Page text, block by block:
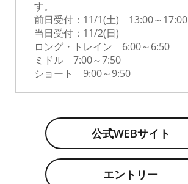
す。
前日受付：11/1(土) 13:00～17:00
当日受付：11/2(日)
ロング・トレイン 6:00～6:50
ミドル 7:00～7:50
ショート 9:00～9:50
公式WEBサイト
エントリー